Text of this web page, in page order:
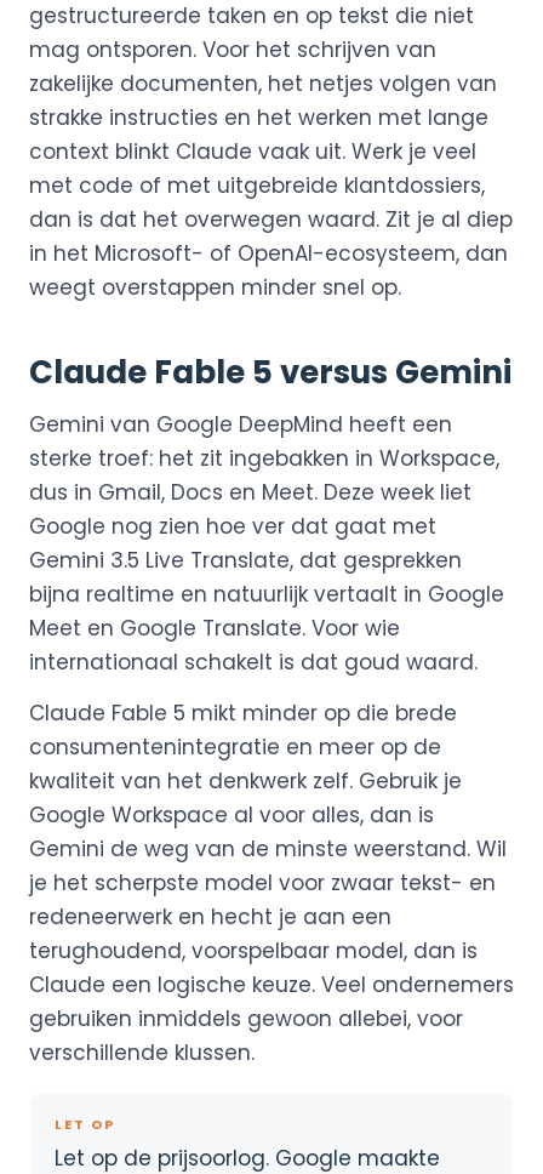
gestructureerde taken en op tekst die niet
mag ontsporen. Voor het schrijven van
zakelijke documenten, het netjes volgen van
strakke instructies en het werken met lange
context blinkt Claude vaak uit. Werk je veel
met code of met uitgebreide klantdossiers,
dan is dat het overwegen waard. Zit je al diep
in het Microsoft- of OpenAI-ecosysteem, dan
weegt overstappen minder snel op.
Claude Fable 5 versus Gemini
Gemini van Google DeepMind heeft een
sterke troef: het zit ingebakken in Workspace,
dus in Gmail, Docs en Meet. Deze week liet
Google nog zien hoe ver dat gaat met
Gemini 3.5 Live Translate, dat gesprekken
bijna realtime en natuurlijk vertaalt in Google
Meet en Google Translate. Voor wie
internationaal schakelt is dat goud waard.
Claude Fable 5 mikt minder op die brede
consumentenintegratie en meer op de
kwaliteit van het denkwerk zelf. Gebruik je
Google Workspace al voor alles, dan is
Gemini de weg van de minste weerstand. Wil
je het scherpste model voor zwaar tekst- en
redeneerwerk en hecht je aan een
terughoudend, voorspelbaar model, dan is
Claude een logische keuze. Veel ondernemers
gebruiken inmiddels gewoon allebei, voor
verschillende klussen.
LET OP
Let op de prijsoorlog. Google maakte